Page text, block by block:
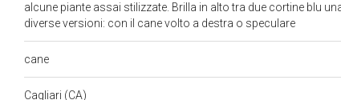
alcune piante assai stilizzate. Brilla in alto tra due cortine blu
diverse versioni: con il cane volto a destra o speculare
cane
Cagliari (CA)